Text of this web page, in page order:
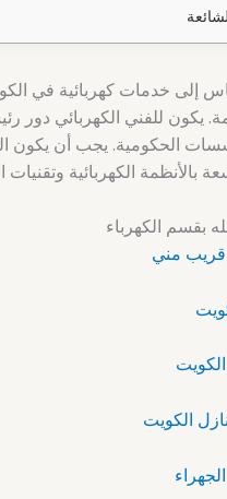
إلى خدمات كهربائية في
يكون للفني الكهربائي دور
الحكومية. يجب أن يكون
بالأنظمة الكهربائية وتقنيات
بقسم الكهرباء
قريب مني
الكويت